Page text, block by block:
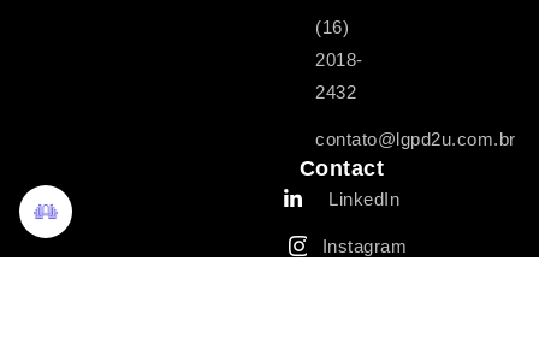
(16)
2018-
2432
contato@lgpd2u.com.br
Contact
LinkedIn
Instagram